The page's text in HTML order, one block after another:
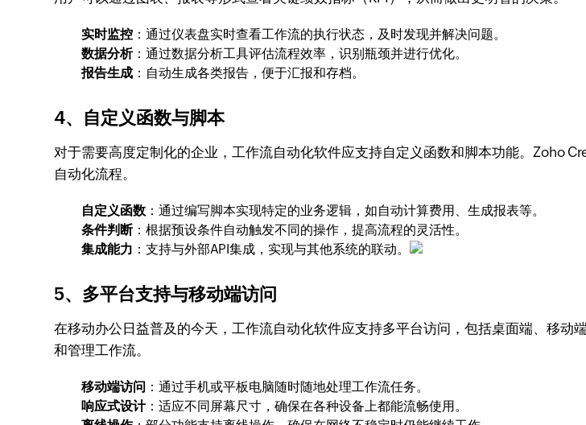
实时监控 ：通过仪表盘实时查看工作流的执行状态，及时发现并解决问题。
数据分析：通过数据分析工具评估流程效率，识别瓶颈并进行优化。
报告生成 ：自动生成各类报告，便于汇报和存档。
4、 自定义函数与脚本
对于需要高度定制化的企业，工作流自动化软件应支持自定义函数和脚本功能。Zoho
自动化流程。
自定义函数 ：通过编写脚本实现特定的业务逻辑，如自动计算费用、生成报表等。
条件判断：根据预设条件自动触发不同的操作，提高流程的灵活性。
集成能力 ：支持与外部API集成，实现与其他系统的联动。
5、 多平台支持与移动端访问
在移动办公日益普及的今天，工作流自动化软件应支持多平台访问，包括桌面端、移
和管理工作流。
移动端访问 ：通过手机或平板电脑随时随地处理工作流任务。
响应式设计：适应不同屏幕尺寸，确保在各种设备上都能流畅使用。